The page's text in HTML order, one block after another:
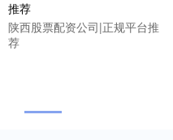
陕西股票配资公司|正规平台推
荐